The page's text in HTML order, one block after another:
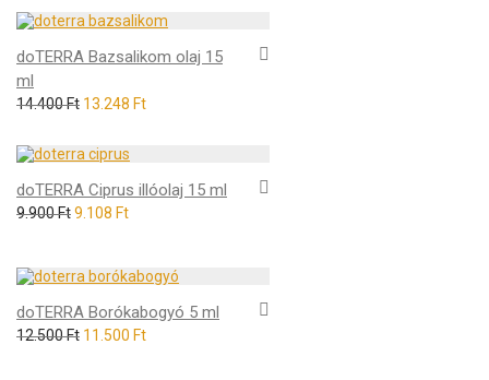
doTERRA Bazsalikom olaj 15
ml
14.400Ft 13.248 Ft
doTERRA Ciprus illóolaj 15 ml
9.900Ft9.108 Ft
doTERRA Borókabogyó 5 ml
12.500Ft 11.500 Ft